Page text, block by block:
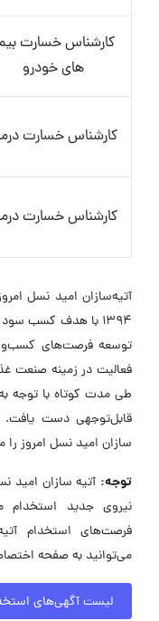
کارشناس خسارت
های خودرو
کارشناس خسارت
کارشناس خسارت
آتیه‌سازان امید نسل
1394 با هدف کسب
توسعه فرصت‌های
فعالیت در زمینه صنعت
طی مدت کوتاه با توجه
قابل‌توجهی دست یافت.
سازان امید نسل امروز
توجه:
نیروی جدید استخدام
فرصت‌های استخدام
می‌توانید به صفحه
لیست آگهی‌های